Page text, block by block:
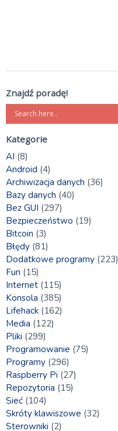
Znajdź poradę!
Kategorie
AI (8)
Android (4)
Archiwizacja danych (36)
Bazy danych (40)
Bez GUI (297)
Bezpieczeństwo (19)
Bitcoin (3)
Błędy (81)
Dodatkowe programy (223)
Fun (15)
Internet (115)
Konsola (385)
Lifehack (162)
Media (122)
Pliki (299)
Programowanie (75)
Programy (296)
Raspberry Pi (27)
Repozytoria (15)
Sieć (104)
Skróty klawiszowe (32)
Sterowniki (2)